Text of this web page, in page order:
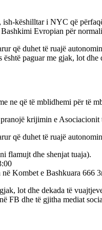
këshilltar i NYC që
Evropian për
që duhet të ruajë
është paguar me gjak, lot
ne që të mblidhemi për të
krijimin e
që duhet të ruajë
flamujt dhe shenjat tuaja).
Kombet e Bashkuara 666
lot dhe dekada të
FB dhe të gjitha mediat